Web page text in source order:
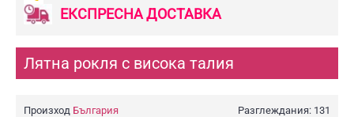
ЕКСПРЕСНА ДОСТАВКА
Лятна рокля с висока талия
Разглеждания: 131
Произход България